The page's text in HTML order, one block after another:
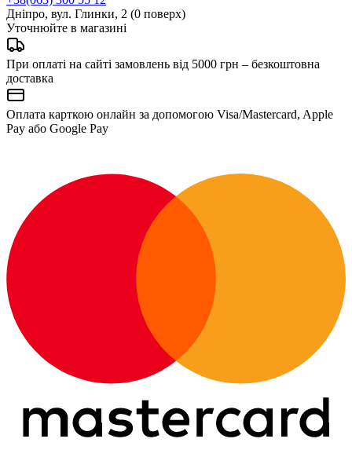
Дніпро, вул. Глинки, 2 (0 поверх)
Уточнюйте в магазині
При оплаті на сайті замовлень від 5000 грн – безкоштовна
доставка
Оплата карткою онлайн за допомогою Visa/Mastercard, Apple
Pay або Google Pay